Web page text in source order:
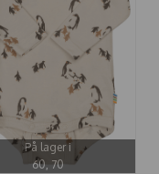
På lager i
60, 70